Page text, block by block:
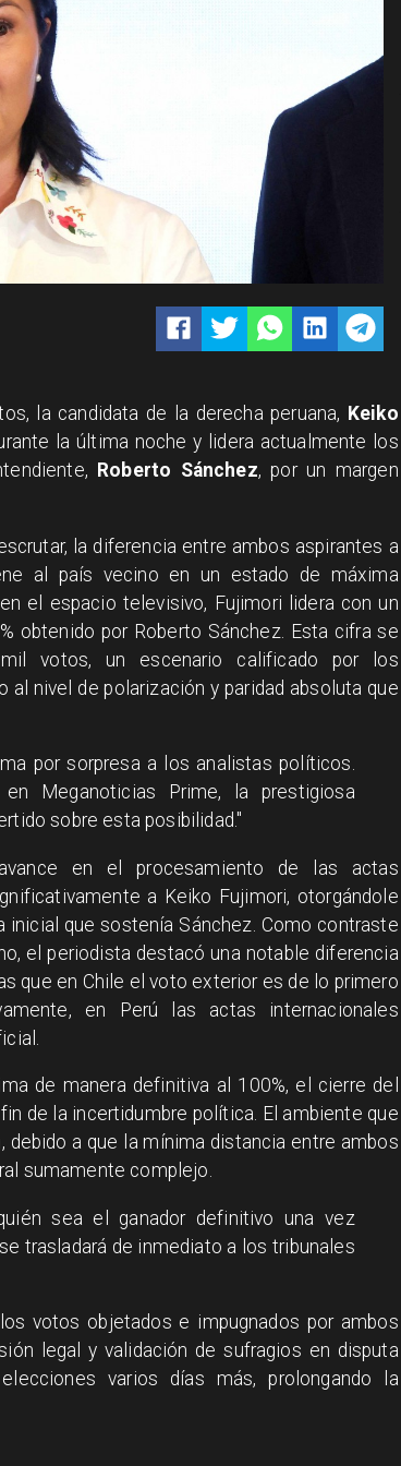
la candidata de la derecha peruana, Keiko
la última noche y lidera actualmente los
Roberto Sánchez, por un margen
la diferencia entre ambos aspirantes a
al país vecino en un estado de máxima
el espacio televisivo, Fujimori lidera con un
obtenido por Roberto Sánchez. Esta cifra se
votos, un escenario calificado por los
nivel de polarización y paridad absoluta que
por sorpresa a los analistas políticos.
Meganoticias Prime, la prestigiosa
sobre esta posibilidad."
en el procesamiento de las actas
a Keiko Fujimori, otorgándole
que sostenía Sánchez. Como contraste
el periodista destacó una notable diferencia
que en Chile el voto exterior es de lo primero
en Perú las actas internacionales
de manera definitiva al 100%, el cierre del
de la incertidumbre política. El ambiente que
a que la mínima distancia entre ambos
sumamente complejo.
sea el ganador definitivo una vez
trasladará de inmediato a los tribunales
votos objetados e impugnados por ambos
legal y validación de sufragios en disputa
varios días más, prolongando la